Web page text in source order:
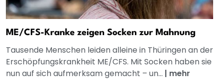
ME/CFS-Kranke zeigen Socken zur Mahnung
Tausende Menschen leiden alleine in Thüringen an der
Erschöpfungskrankheit ME/CFS. Mit Socken haben sie
nun auf sich aufmerksam gemacht – un... | mehr